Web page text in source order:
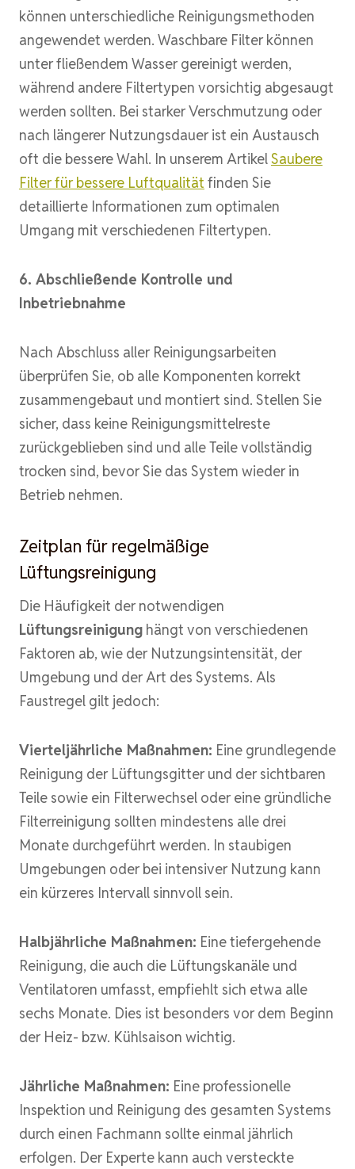
können unterschiedliche Reinigungsmethoden
angewendet werden. Waschbare Filter können
unter fließendem Wasser gereinigt werden,
während andere Filtertypen vorsichtig abgesaugt
werden sollten. Bei starker Verschmutzung oder
nach längerer Nutzungsdauer ist ein Austausch
oft die bessere Wahl. In unserem ArtikelSaubere
Filter für bessere Luftqualität finden Sie
detaillierte Informationen zum optimalen
Umgang mit verschiedenen Filtertypen.
6. Abschließende Kontrolle und
Inbetriebnahme
Nach Abschluss aller Reinigungsarbeiten
überprüfen Sie, ob alle Komponenten korrekt
zusammengebaut und montiert sind. Stellen Sie
sicher, dass keine Reinigungsmittelreste
zurückgeblieben sind und alle Teile vollständig
trocken sind, bevor Sie das System wieder in
Betrieb nehmen.
Zeitplan für regelmäßige
Lüftungsreinigung
Die Häufigkeit der notwendigen
Lüftungsreinigung hängt von verschiedenen
Faktoren ab, wie der Nutzungsintensität, der
Umgebung und der Art des Systems. Als
Faustregel gilt jedoch:
Vierteljährliche Maßnahmen: Eine grundlegende
Reinigung der Lüftungsgitter und der sichtbaren
Teile sowie ein Filterwechsel oder eine gründliche
Filterreinigung sollten mindestens alle drei
Monate durchgeführt werden. In staubigen
Umgebungen oder bei intensiver Nutzung kann
ein kürzeres Intervall sinnvoll sein.
Halbjährliche Maßnahmen: Eine tiefergehende
Reinigung, die auch die Lüftungskanäle und
Ventilatoren umfasst, empfiehlt sich etwa alle
sechs Monate. Dies ist besonders vor dem Beginn
der Heiz- bzw. Kühlsaison wichtig.
Jährliche Maßnahmen: Eine professionelle
Inspektion und Reinigung des gesamten Systems
durch einen Fachmann sollte einmal jährlich
erfolgen. Der Experte kann auch versteckte